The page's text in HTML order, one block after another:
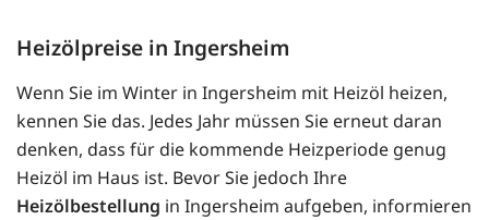
Heizölpreise in Ingersheim
Wenn Sie im Winter in Ingersheim mit Heizöl heizen,
kennen Sie das. Jedes Jahr müssen Sie erneut daran
denken, dass für die kommende Heizperiode genug
Heizöl im Haus ist. Bevor Sie jedoch Ihre
Heizölbestellung in Ingersheim aufgeben, informieren